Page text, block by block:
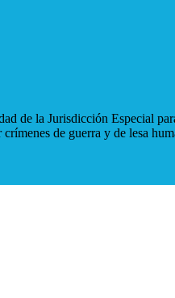
de la Jurisdicción Especial
de guerra y de lesa